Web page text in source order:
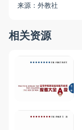
来源：外教社
相关资源